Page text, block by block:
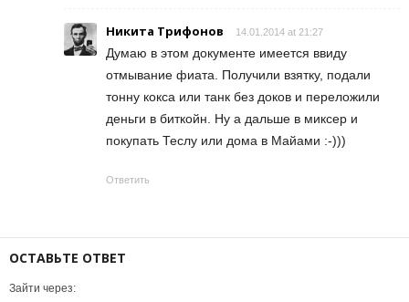
Никита Трифонов 14.01.2014 at 21:27
Думаю в этом документе имеется ввиду
отмывание фиата. Получили взятку, подали
тонну кокса или танк без доков и переложили
деньги в биткойн. Ну а дальше в миксер и
покупать Теслу или дома в Майами :-)))
Ответить
ОСТАВЬТЕ ОТВЕТ
Зайти через: